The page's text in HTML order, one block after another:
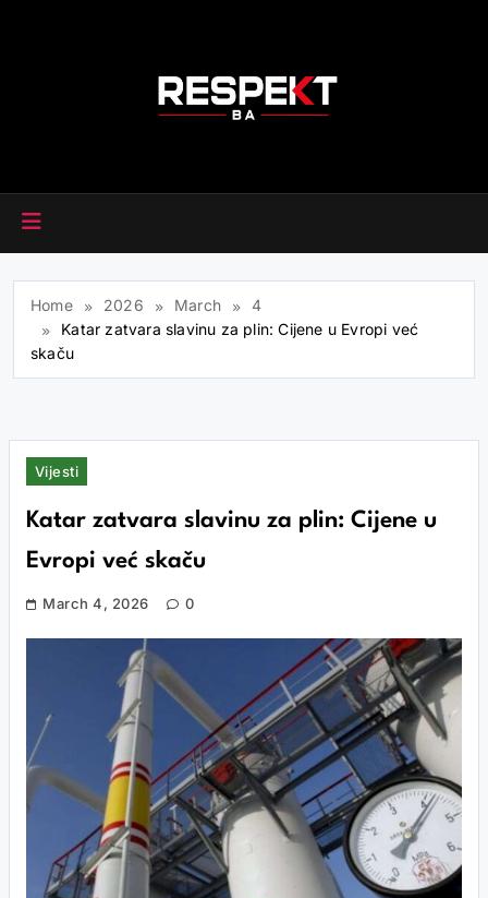
Home 2026 March
4
Katar zatvara slavinu za plin: Cijene u Evropi već
skaču
Vijesti
Katar zatvara slavinu za plin: Cijene u
Evropi već skaču
March 4, 2026 0